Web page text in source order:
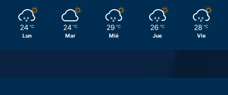
24 ℃
Lun
24 ℃
Mar
29 ℃
Mié
26 ℃
Jue
28 ℃
Vie